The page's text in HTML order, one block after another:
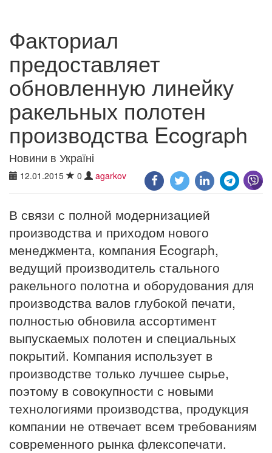
Факториал
предоставляет
обновленную линейку
ракельных полотен
производства Ecograph
Новини в Україні
12.01.2015 0 agarkov
В связи с полной модернизацией
производства и приходом нового
менеджмента, компания Ecograph,
ведущий производитель стального
ракельного полотна и оборудования для
производства валов глубокой печати,
полностью обновила ассортимент
выпускаемых полотен и специальных
покрытий. Компания использует в
производстве только лучшее сырье,
поэтому в совокупности с новыми
технологиями производства, продукция
компании не отвечает всем требованиям
современного рынка флексопечати.